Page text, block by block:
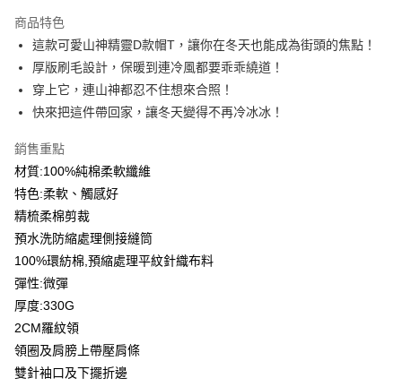
合作金庫商業銀行
華南商業銀行
彰化商業銀行
上海商業儲蓄銀行
台北富邦商業銀行
國泰世華商業銀行
兆豐國際商業銀行
臺灣中小企業銀行
台中商業銀行
聯邦商業銀行
元大商業銀行
台新國際商業銀行
台灣樂天信用卡公司
6 期 0 利率 每期
華南商業銀行
彰化商業銀行
上海商業儲蓄銀行
台北富邦商業銀行
國泰世華商業銀行
兆豐國際商業銀行
匯豐（台灣）商業銀行
聯邦商業銀行
元大商業銀行
玉山商業銀行
台灣樂天信用卡公司
12 期 0 利率 每期 NT$49 21家銀行
合作金庫商業銀行
第一商業銀行
上海商業儲蓄銀行
台北富邦商業銀行
國泰世華商業銀行
臺灣中小企業銀行
匯豐（台灣）商業銀行
聯邦商業銀行
元大商業銀行
玉山商業銀行
台新國際商業銀行
超商取貨付款
LINE Pay
Apple Pay
街口支付
悠遊付
Google Pay
全盈+PAY
大哥付你分期
相關說明
1.本服務由台灣大哥大提供，台灣大哥大用戶可立即使用無須另外申請。
AFTEE先享後付
商品特色
這款可愛山神精靈D款帽T，讓你在冬天也能成為街頭的焦點！
厚版刷毛設計，保暖到連冷風都要乖乖繞道！
穿上它，連山神都忍不住想來合照！
快來把這件帶回家，讓冬天變得不再冷冰冰！
銷售重點
材質:100%純棉柔軟纖維
特色:柔軟、觸感好
精梳柔棉剪裁
預水洗防縮處理側接縫筒
100%環紡棉,預縮處理平紋針織布料
彈性:微彈
厚度:330G
2CM羅紋領
領圈及肩膀上帶壓肩條
雙針袖口及下擺折邊